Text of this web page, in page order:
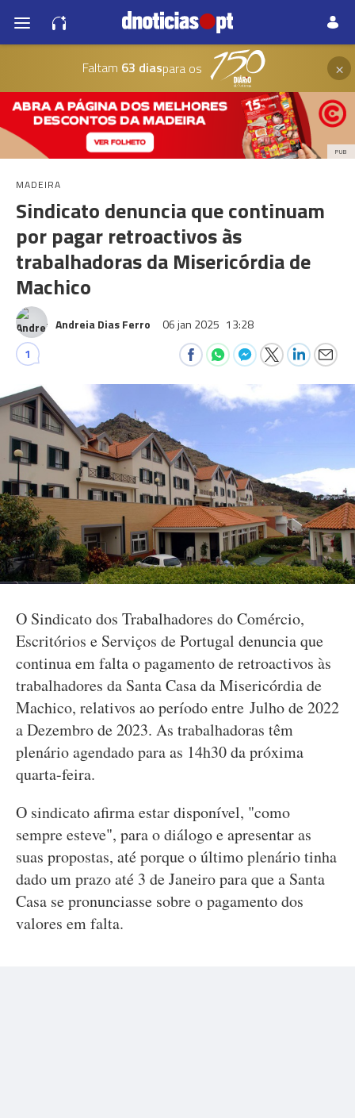
Faltam 63 diaspara os ×
PUB
MADEIRA
Sindicato denuncia que continuam
por pagar retroactivos às
trabalhadoras da Misericórdia de
Machico
Andreia Dias Ferro 06 jan 2025 13:28
1
O Sindicato dos Trabalhadores do Comércio,
Escritórios e Serviços de Portugal denuncia que
continua em falta o pagamento de retroactivos às
trabalhadores da Santa Casa da Misericórdia de
Machico, relativos ao período entre Julho de 2022
a Dezembro de 2023. As trabalhadoras têm
plenário agendado para as 14h30 da próxima
quarta-feira.
O sindicato afirma estar disponível, "como
sempre esteve", para o diálogo e apresentar as
suas propostas, até porque o último plenário tinha
dado um prazo até 3 de Janeiro para que a Santa
Casa se pronunciasse sobre o pagamento dos
valores em falta.